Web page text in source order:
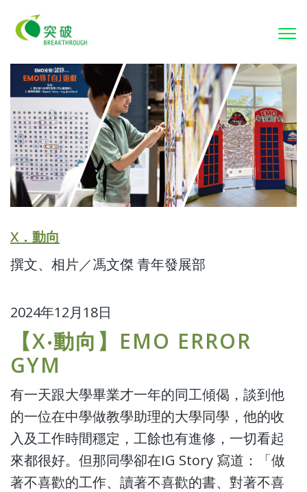
X．動向
撰文、相片／馮文傑 青年發展部
2024年12月18日
【X‧動向】EMO ERROR
GYM
有一天跟大學畢業才一年的同工傾偈，談到他
的一位在中學做教學助理的大學同學，他的收
入及工作時間穩定，工餘也有進修，一切看起
來都很好。但那同學卻在IG Story 寫道：「做
著不喜歡的工作、讀著不喜歡的書、對著不喜